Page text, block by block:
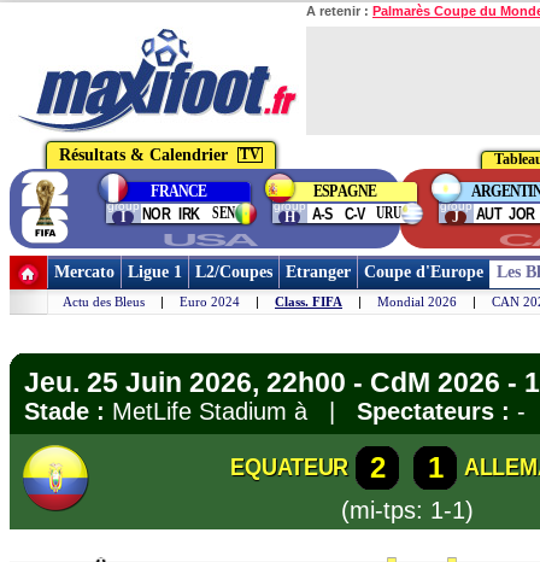
A retenir : Palmarès Coupe du
Résultats & Calendrier TV
group
I
FRANCE
SEN
NOR IRK group
H
ESPAGNE
URU
A-S C-V group
J
AUT JOR
USA
Mercato Ligue 1 L2/Coupes Etranger Coupe d'Europe Les
Actu des Bleus | Euro 2024 | Class. FIFA | Mondial 2026 | CAN
Jeu. 25 Juin 2026, 22h00 - CdM 2026 -
Stade : MetLife Stadium à | Spectateurs :
EQUATEUR 2 1
(mi-tps: 1-1)